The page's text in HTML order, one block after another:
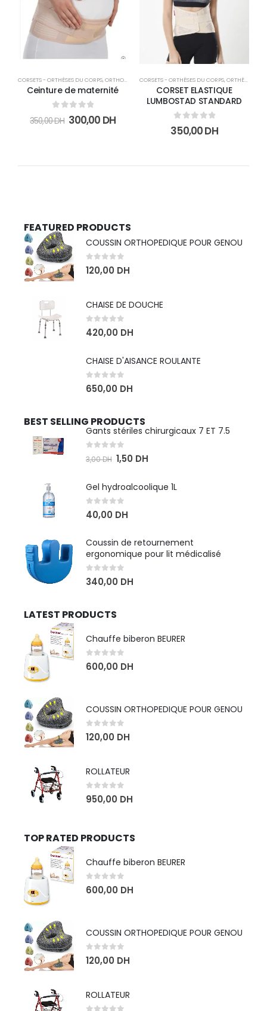
CORSETS - ORTHÈSES DU CORPS,ORTHOPÉDIE
Ceinture de maternité
sur 5
350,00DH 300,00 DH
CORSETS - ORTHÈSES DU CORPS,ORTHÈSE DU CORPS
CORSET ELASTIQUE
LUMBOSTAD STANDARD
0sur 5
350,00DH
FEATURED PRODUCTS
COUSSIN ORTHOPEDIQUE POUR GENOU
0sur 5
120,00 DH
CHAISE DE DOUCHE
0 sur 5
420,00 DH
CHAISE D'AISANCE ROULANTE
0 sur 5
650,00 DH
BEST SELLING PRODUCTS
Gants stériles chirurgicaux 7 ET 7.5
sur 5
3,00DH 1,50 DH
Gel hydroalcoolique 1L
0 sur 5
40,00 DH
Coussin de retournement
ergonomique pour lit médicalisé
0 sur 5
340,00 DH
LATEST PRODUCTS
Chauffe biberon BEURER
0 sur 5
600,00 DH
COUSSIN ORTHOPEDIQUE POUR GENOU
0sur 5
120,00 DH
ROLLATEUR
0 sur 5
950,00 DH
TOP RATED PRODUCTS
Chauffe biberon BEURER
0 sur 5
600,00 DH
COUSSIN ORTHOPEDIQUE POUR GENOU
0sur 5
120,00 DH
ROLLATEUR